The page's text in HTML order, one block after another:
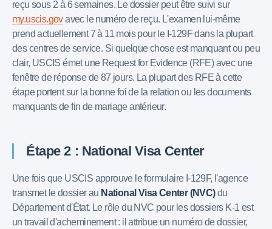
reçu sous 2 à 6 semaines. Le dossier peut être suivi sur
my.uscis.govavec le numéro de reçu. L'examen lui-même
prend actuellement 7 à 11 mois pour le I-129F dans la plupart
des centres de service. Si quelque chose est manquant ou peu
clair, USCIS émet une Request for Evidence (RFE) avec une
fenêtre de réponse de 87 jours. La plupart des RFE à cette
étape portent sur la bonne foi de la relation ou les documents
manquants de fin de mariage antérieur.
Étape 2 : National Visa Center
Une fois que USCIS approuve le formulaire I-129F, l'agence
transmet le dossier au National Visa Center (NVC)du
Département d'État. Le rôle du NVC pour les dossiers K-1 est
un travail d'acheminement : il attribue un numéro de dossier,